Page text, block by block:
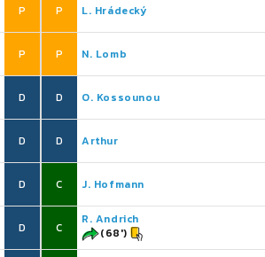
P
P
D
D
D
D
P L. Hrádecký
P N. Lomb
D O. Kossounou
D Arthur
C J. Hofmann
C
R. Andrich
(68')